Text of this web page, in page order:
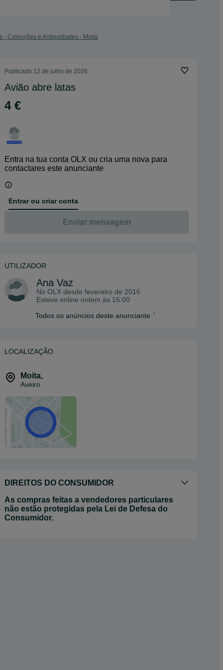
- Colecções e Antiguidades - Moita
Publicado 12 de julho de 2026
Avião abre latas
4 €
Entra na tua conta OLX ou cria uma nova para
contactares este anunciante
Entrar ou criar conta
Enviar mensagem
UTILIZADOR
Ana Vaz
No OLX desde fevereiro de 2016
Esteve online ontem às 15:00
Todos os anúncios deste anunciante
LOCALIZAÇÃO
Moita,
Aveiro
DIREITOS DO CONSUMIDOR
As compras feitas a vendedores particulares
não estão protegidas pela Lei de Defesa do
Consumidor.